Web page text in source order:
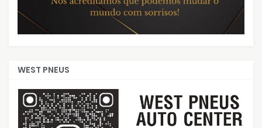
WEST PNEUS